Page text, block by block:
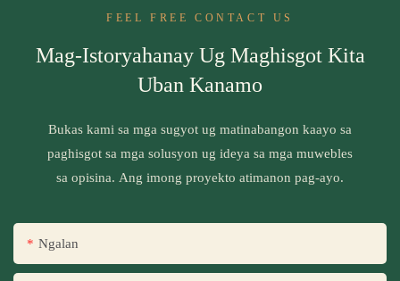
FEEL FREE CONTACT US
Mag-Istoryahanay Ug Maghisgot Kita
Uban Kanamo
Bukas kami sa mga sugyot ug matinabangon kaayo sa
paghisgot sa mga solusyon ug ideya sa mga muwebles
sa opisina. Ang imong proyekto atimanon pag-ayo.
Ngalan